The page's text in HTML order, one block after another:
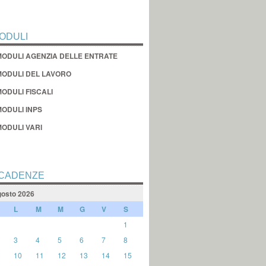
AGENZIA DELLE ENTRATE
DEL LAVORO
FISCALI
INPS
VARI
2026
L M M G V S
1
3 4 5 6 7
8
10 11 12 13 14
15